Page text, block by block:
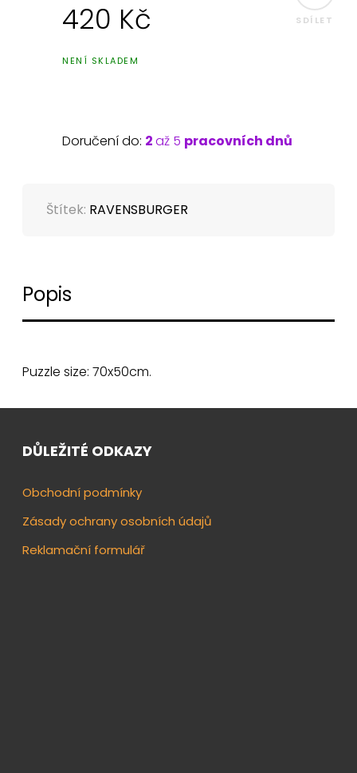
SDÍLET
420 Kč
NENÍ SKLADEM
Doručení do: 2až 5 pracovních dnů
Štítek: RAVENSBURGER
Popis
Puzzle size: 70x50cm.
DŮLEŽITÉ ODKAZY
Obchodní podmínky
Zásady ochrany osobních údajů
Reklamační formulář